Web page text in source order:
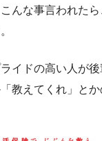
んな事言われた
イドの高い人が
「教えてくれ」と